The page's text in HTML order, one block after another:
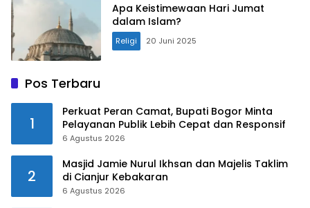
Apa Keistimewaan Hari Jumat
dalam Islam?
Religi 20 Juni 2025
Pos Terbaru
1
Perkuat Peran Camat, Bupati Bogor Minta
Pelayanan Publik Lebih Cepat dan Responsif
6 Agustus 2026
2
Masjid Jamie Nurul Ikhsan dan Majelis Taklim
di Cianjur Kebakaran
6 Agustus 2026